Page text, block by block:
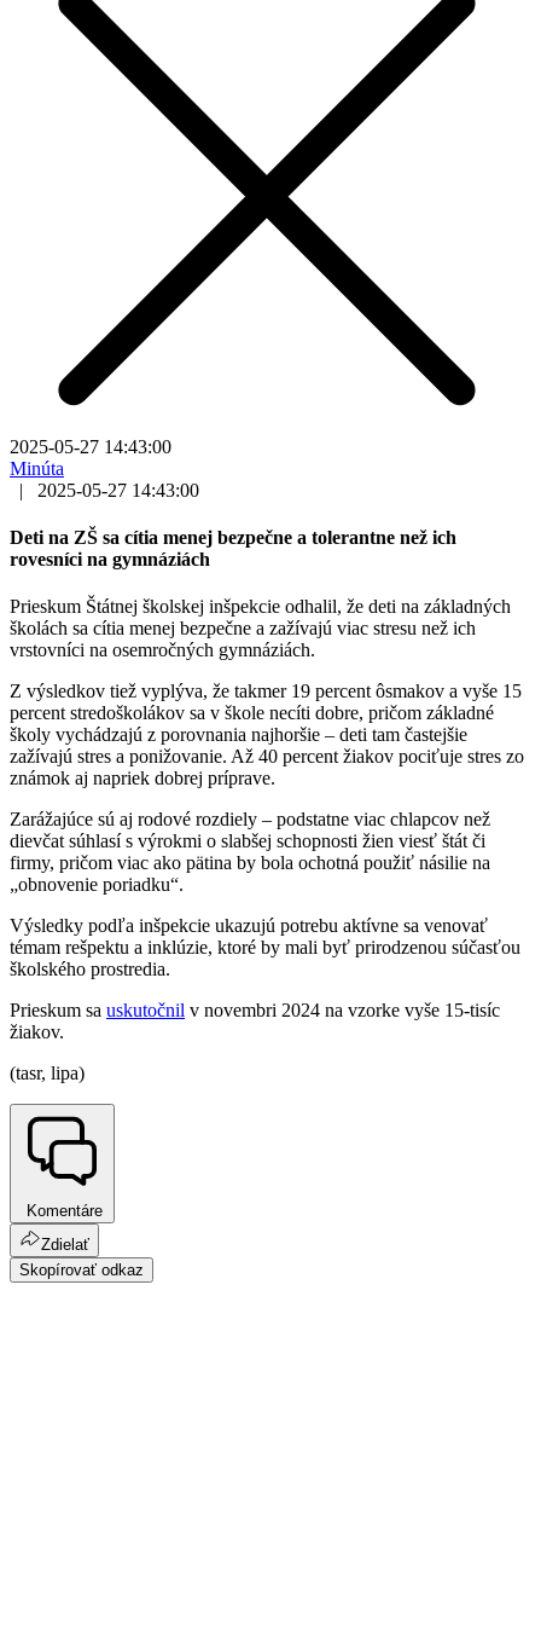
2025-05-27 14:43:00
Minúta
|
2025-05-27 14:43:00
Deti na ZŠ sa cítia menej bezpečne a tolerantne než ich
rovesníci na gymnáziách
Prieskum Štátnej školskej inšpekcie odhalil, že deti na základných
školách sa cítia menej bezpečne a zažívajú viac stresu než ich
vrstovníci na osemročných gymnáziách.
Z výsledkov tiež vyplýva, že takmer 19 percent ôsmakov a vyše 15
percent stredoškolákov sa v škole necíti dobre, pričom základné
školy vychádzajú z porovnania najhoršie – deti tam častejšie
zažívajú stres a ponižovanie. Až 40 percent žiakov pociťuje stres zo
známok aj napriek dobrej príprave.
Zarážajúce sú aj rodové rozdiely – podstatne viac chlapcov než
dievčat súhlasí s výrokmi o slabšej schopnosti žien viesť štát či
firmy, pričom viac ako pätina by bola ochotná použiť násilie na
„obnovenie poriadku“.
Výsledky podľa inšpekcie ukazujú potrebu aktívne sa venovať
témam rešpektu a inklúzie, ktoré by mali byť prirodzenou súčasťou
školského prostredia.
Prieskum sa uskutočnil v novembri 2024 na vzorke vyše 15-tisíc
žiakov.
(tasr, lipa)
Komentáre
Zdielať
Skopírovať odkaz